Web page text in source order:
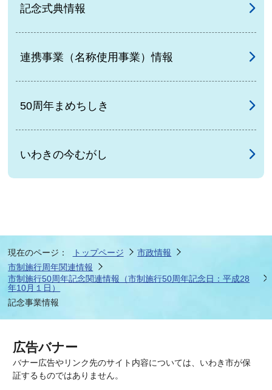
記念式典情報
連携事業（名称使用事業）情報
50周年まめちしき
いわきの今むがし
現在のページ： トップページ
市政情報
市制施行周年関連情報
市制施行50周年記念関連情報（市制施行50周年記念日：平成28
年10月１日）
記念事業情報
広告バナー
バナー広告やリンク先のサイト内容については、いわき市が保
証するものではありません。